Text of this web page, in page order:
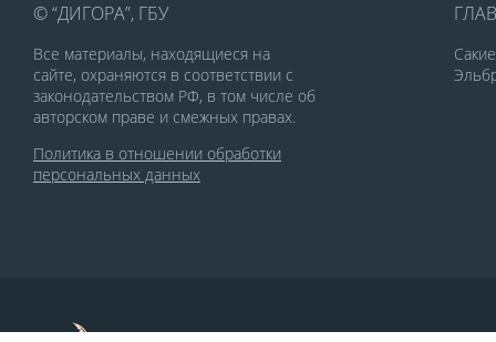
© “ДИГОРА”, ГБУ
Все материалы, находящиеся на
сайте, охраняются в соответствии с
законодательством РФ, в том числе об
авторском праве и смежных правах.
Политика в отношении обработки
персональных данных